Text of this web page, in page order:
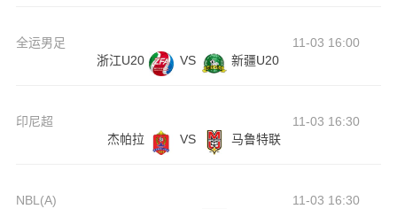
全运男足
11-03 16:00
浙江U20
VS 新疆U20
印尼超
11-03 16:30
杰帕拉
VS 马鲁特联
NBL(A)
11-03 16:30